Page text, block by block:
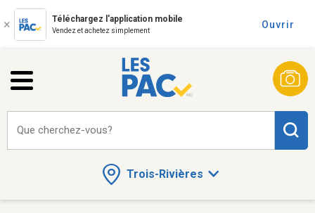
Téléchargez l'application mobile
Vendez et achetez simplement
Ouvrir
Trois-Rivières
Que cherchez-vous?